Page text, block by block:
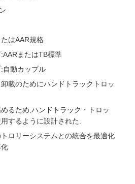
はAAR規格
またはTB標準
自動カップル
載のためにハンドトラックトロッ
るため,ハンドトラック・トロッ
するように設計された.
ロリーシステムとの統合を最適化